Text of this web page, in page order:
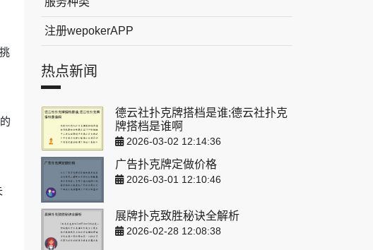
注册wepokerAPP
热点新闻
德云社扑克牌搭档是谁;德云社扑克
牌搭档是谁啊
2026-03-02 12:14:36
广告扑克牌定做价格
2026-03-01 12:10:46
展牌扑克致胜秘诀全解析
2026-02-28 12:08:38